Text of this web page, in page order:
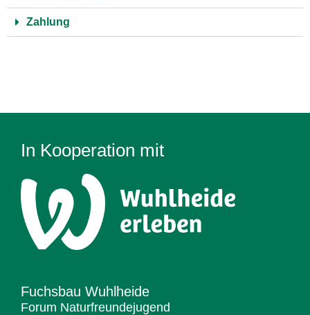
Zahlung
In Kooperation mit
Fuchsbau Wuhlheide
Forum Naturfreundejugend